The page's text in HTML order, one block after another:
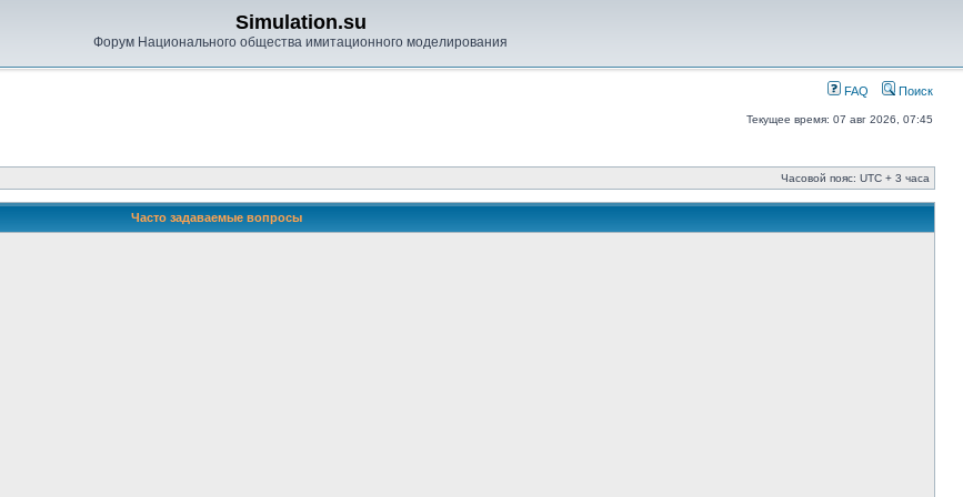
Simulation.su
Форум Национального общества имитационного моделирования
FAQ Поиск
Текущее время: 07 авг 2026, 07:45
Часовой пояс: UTC + 3 часа
Часто задаваемые вопросы